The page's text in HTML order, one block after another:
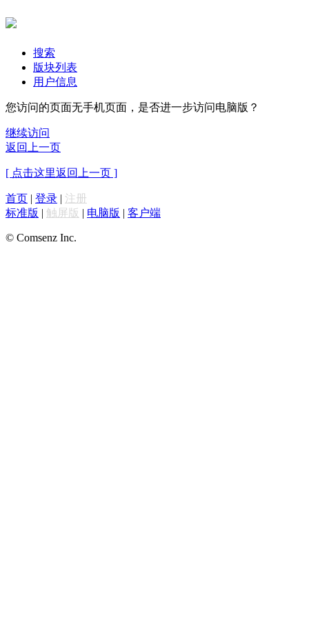
搜索
版块列表
用户信息
您访问的页面无手机页面，是否进一步访问电脑版？
继续访问
返回上一页
[ 点击这里返回上一页 ]
首页 | 登录 | 注册
标准版 | 触屏版 | 电脑版 | 客户端
© Comsenz Inc.